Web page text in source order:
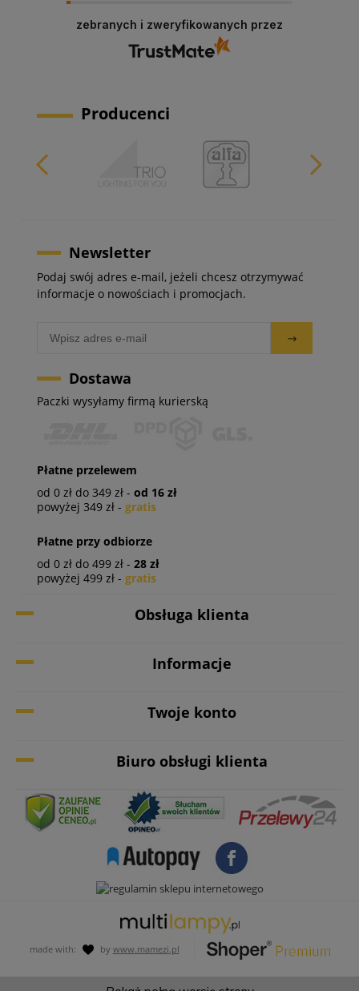
zebranych i zweryfikowanych przez
Producenci
Newsletter
Podaj swój adres e-mail, jeżeli chcesz otrzymywać
informacje o nowościach i promocjach.
Dostawa
Paczki wysyłamy firmą kurierską
Płatne przelewem
od 0 zł do 349 zł - od 16 zł
powyżej 349 zł - gratis
Płatne przy odbiorze
od 0 zł do 499 zł - 28 zł
powyżej 499 zł - gratis
Obsługa klienta
Informacje
Twoje konto
Biuro obsługi klienta
made with: by www.mamezi.pl